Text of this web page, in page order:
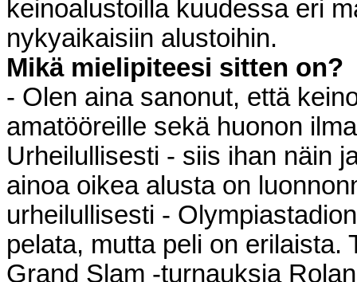
keinoalustoilla kuudessa eri
nykyaikaisiin alustoihin.
Mikä mielipiteesi sitten on?
- Olen aina sanonut, että
amatööreille sekä huonon
Urheilullisesti - siis ihan näin
ainoa oikea alusta on
urheilullisesti -
pelata, mutta peli on
Grand Slam -turnauksia